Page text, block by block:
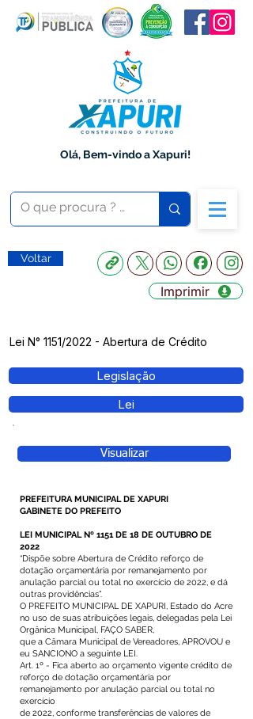
Olá, Bem-vindo a Xapuri!
Voltar
Imprimir
Lei N° 1151/2022 - Abertura de Crédito
Legislação
Lei
Visualizar
PREFEITURA MUNICIPAL DE XAPURI
GABINETE DO PREFEITO
LEI MUNICIPAL Nº 1151 DE 18 DE OUTUBRO DE
2022
“Dispõe sobre Abertura de Crédito reforço de
dotação orçamentária por remanejamento por
anulação parcial ou total no exercício de 2022, e dá
outras providências”.
O PREFEITO MUNICIPAL DE XAPURI, Estado do Acre
no uso de suas atribuições legais, delegadas pela Lei
Orgânica Municipal, FAÇO SABER,
que a Câmara Municipal de Vereadores, APROVOU e
eu SANCIONO a seguinte LEI.
Art. 1º - Fica aberto ao orçamento vigente crédito de
reforço de dotação orçamentária por
remanejamento por anulação parcial ou total no
exercício
de 2022, conforme transferências de valores de